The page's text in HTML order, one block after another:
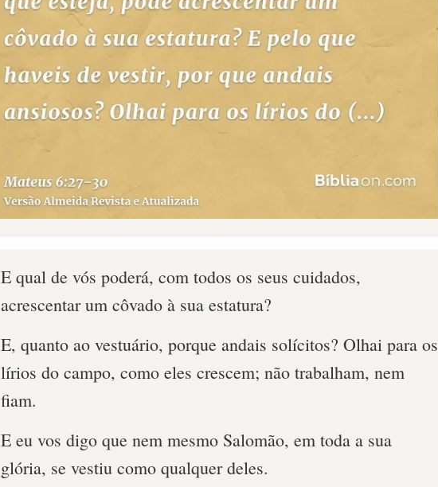
E qual de vós poderá, com todos os seus cuidados,
acrescentar um côvado à sua estatura?
E, quanto ao vestuário, porque andais solícitos? Olhai para os
lírios do campo, como eles crescem; não trabalham, nem
fiam.
E eu vos digo que nem mesmo Salomão, em toda a sua
glória, se vestiu como qualquer deles.